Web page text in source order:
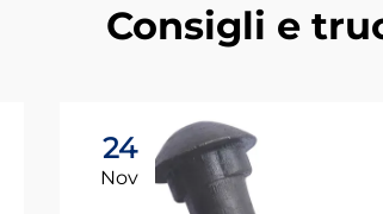
Consigli e
24
Nov